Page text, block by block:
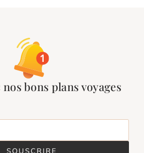
bons plans voyages
SOUSCRIRE